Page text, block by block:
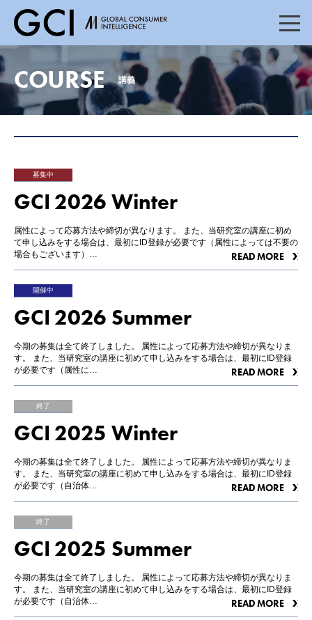
TOP トップページ
NEWS ニュース
COURSE
MESSAGE
MEMBER
CONACT お問い合わせ
その他のリンク
優秀修了生リスト
サイト内検索
COURSE 講義
募集中
GCI 2026 Winter
属性によって応募方法や締切が異なります。 また、当研究室の講座に初め
て申し込みをする場合は、最初にID登録が必要です（属性によっては不要の
場合もございます）…
READ MORE
開催中
GCI 2026 Summer
今期の募集は全て終了しました。 属性によって応募方法や締切が異なりま
す。 また、当研究室の講座に初めて申し込みをする場合は、最初にID登録
が必要です（属性に…
READ MORE
終了
GCI 2025 Winter
今期の募集は全て終了しました。 属性によって応募方法や締切が異なりま
す。 また、当研究室の講座に初めて申し込みをする場合は、最初にID登録
が必要です（自治体…
READ MORE
終了
GCI 2025 Summer
今期の募集は全て終了しました。 属性によって応募方法や締切が異なりま
す。 また、当研究室の講座に初めて申し込みをする場合は、最初にID登録
が必要です（自治体…
READ MORE